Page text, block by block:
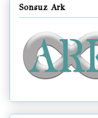
Sonsuz Ark